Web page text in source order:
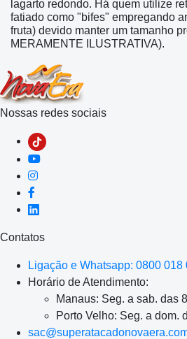
lagarto redondo. Há quem utilize
fatiado como "bifes" empregando
fruta) devido manter um tamanho
MERAMENTE ILUSTRATIVA).
Nossas redes sociais
Contatos
Ligação e Whatsapp: 0800 018
Horário de Atendimento:
Manaus: Seg. a sab. das
Porto Velho: Seg. a dom.